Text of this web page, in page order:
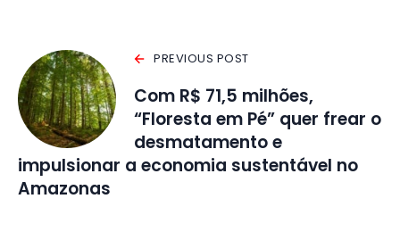
PREVIOUS POST
Com R$ 71,5 milhões,
“Floresta em Pé” quer frear o
desmatamento e
impulsionar a economia sustentável no
Amazonas